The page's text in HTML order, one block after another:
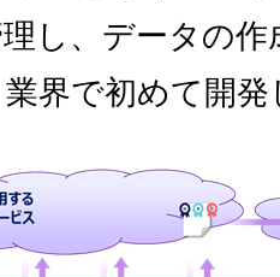
し、データの
界で初めて開